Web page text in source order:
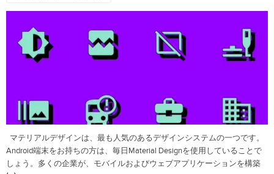
マテリアルデザインは、最も人気のあるデザインシステムの一つです。
Android端末をお持ちの方は、毎日Material Designを使用していることで
しょう。多くの企業が、モバイルおよびウェブアプリケーションを構築